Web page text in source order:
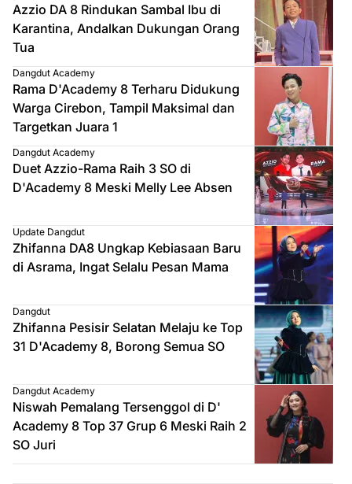
Azzio DA 8 Rindukan Sambal Ibu di
Karantina, Andalkan Dukungan Orang
Tua
Dangdut Academy
Rama D'Academy 8 Terharu Didukung
Warga Cirebon, Tampil Maksimal dan
Targetkan Juara 1
Dangdut Academy
Duet Azzio-Rama Raih 3 SO di
D'Academy 8 Meski Melly Lee Absen
Update Dangdut
Zhifanna DA8 Ungkap Kebiasaan Baru
di Asrama, Ingat Selalu Pesan Mama
Dangdut
Zhifanna Pesisir Selatan Melaju ke Top
31 D'Academy 8, Borong Semua SO
Dangdut Academy
Niswah Pemalang Tersenggol di D'
Academy 8 Top 37 Grup 6 Meski Raih 2
SO Juri